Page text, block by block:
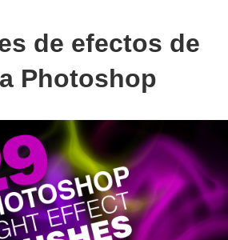
de efectos de
Photoshop